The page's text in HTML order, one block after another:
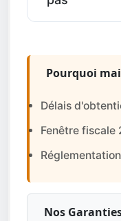
Pourquoi
Délais
Fenêtre fiscale
Nos